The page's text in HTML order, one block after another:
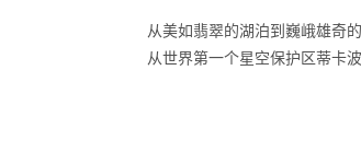
从美如翡翠的湖泊到巍峨雄奇
从世界第一个星空保护区蒂卡